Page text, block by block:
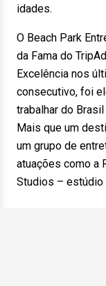
idades.
O Beach Park
da Fama do
Excelência nos
consecutivo, foi
trabalhar do
Mais que um
um grupo de
atuações como a
Studios – estúdio